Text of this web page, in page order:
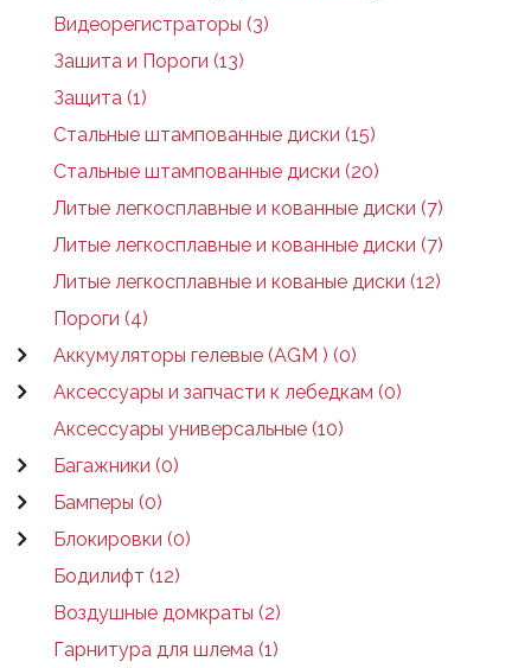
Видеорегистраторы (3)
Зашита и Пороги (13)
Защита (1)
Стальные штампованные диски (15)
Стальные штампованные диски (20)
Литые легкосплавные и кованные диски (7)
Литые легкосплавные и кованные диски (7)
Литые легкосплавные и кованые диски (12)
Пороги (4)
Аккумуляторы гелевые (AGM ) (0)
Аксессуары и запчасти к лебедкам (0)
Аксессуары универсальные (10)
Багажники (0)
Бамперы (0)
Блокировки (0)
Бодилифт (12)
Воздушные домкраты (2)
Гарнитура для шлема (1)